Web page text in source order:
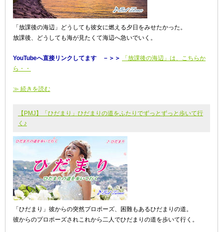
「放課後の海辺」どうしても彼女に燃える夕日をみせたかった。
放課後、どうしても海が見たくて海辺へ急いでいく。
YouTubeへ直接リンクしてます －＞＞
「放課後の海辺」は、こちらか
ら・・
≫ 続きを読む
【PMJ】「ひだまり」ひだまりの道をふたりでずっとずっと歩いて行
く♪
「ひだまり」彼からの突然プロポーズ、困難もあるひだまりの道。
彼からのプロポーズされこれから二人でひだまりの道を歩いて行く。